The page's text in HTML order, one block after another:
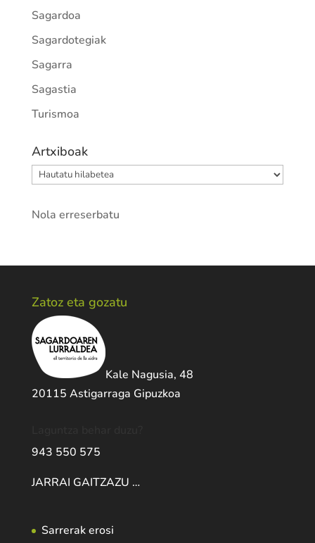
Sagardoa
Sagardotegiak
Sagarra
Sagastia
Turismoa
Artxiboak
Artxiboak
Nola erreserbatu
Zatoz eta gozatu
Kale Nagusia, 48
20115 Astigarraga Gipuzkoa
943 550 575
JARRAI GAITZAZU …
Sarrerak erosi